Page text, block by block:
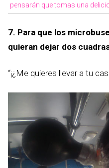
pensarán que tomas una
7. Para que los
quieran dejar dos
“¡¿Me quieres llevar a tu